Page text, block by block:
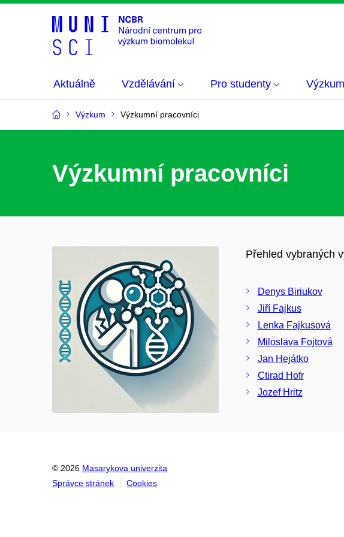
Aktuálně Vzdělávání Pro studenty Výzkum
Výzkum Výzkumní pracovníci
Výzkumní pracovníci
Přehled vybraných
Denys Biriukov
Jiří Fajkus
Lenka Fajkusová
Miloslava Fojtová
Jan Hejátko
Ctirad Hofr
Jozef Hritz
© 2026 Masarykova univerzita
Správce stránek
Cookies